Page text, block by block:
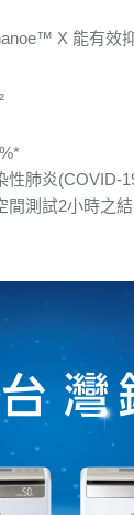
X 能有效
肺炎(COVID-
測試2小時之